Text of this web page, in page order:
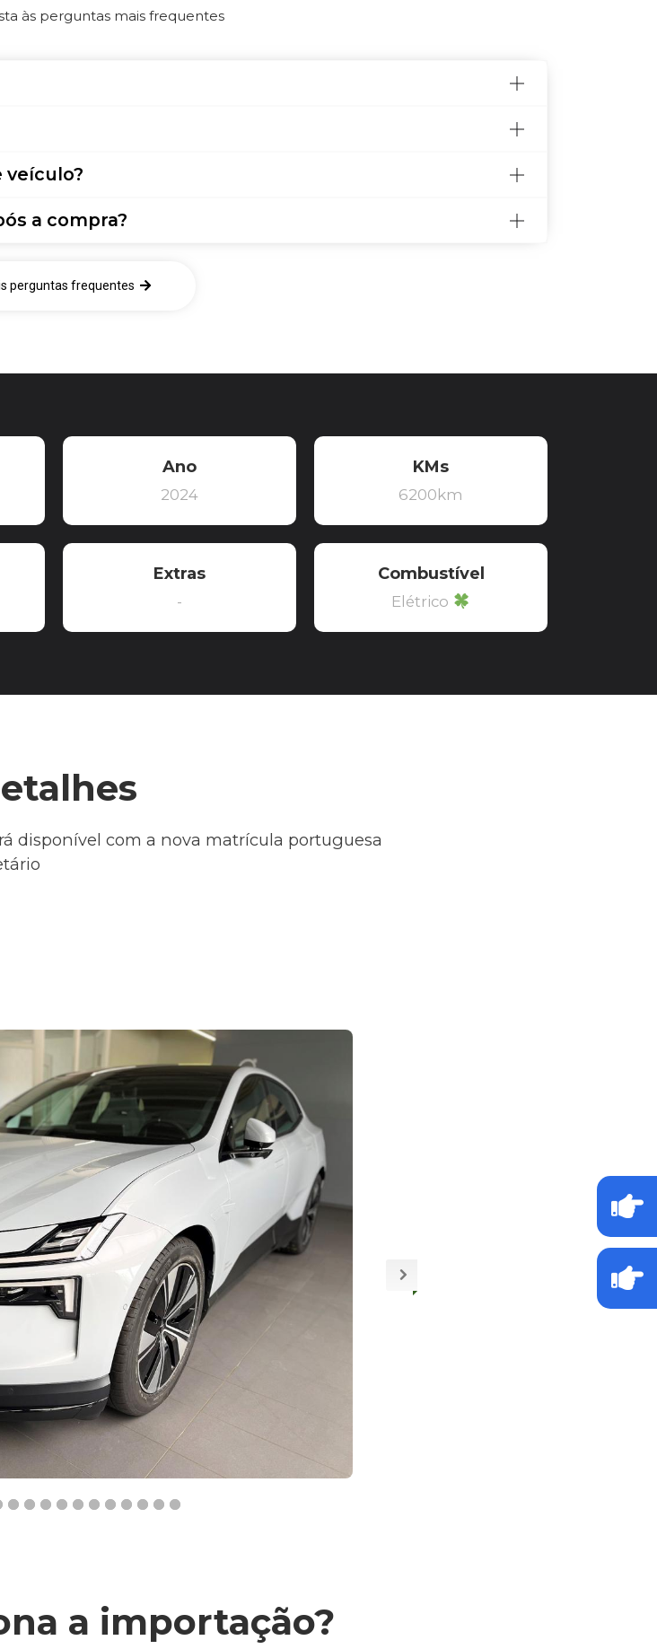
às perguntas mais frequentes
a compra?
perguntas frequentes
Ano
2024
KMs
6200km
Extras
-
Combustível
Elétrico
disponível com a nova matrícula portuguesa
a importação?